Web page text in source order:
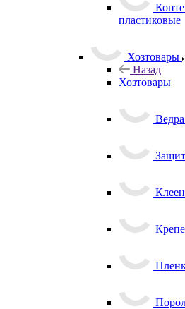
пластиковые
Хозтовары
Назад
Хозтовары